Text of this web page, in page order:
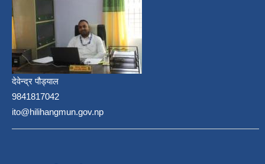
देवेन्द्र पौड्याल
9841817042
ito@hilihangmun.gov.np